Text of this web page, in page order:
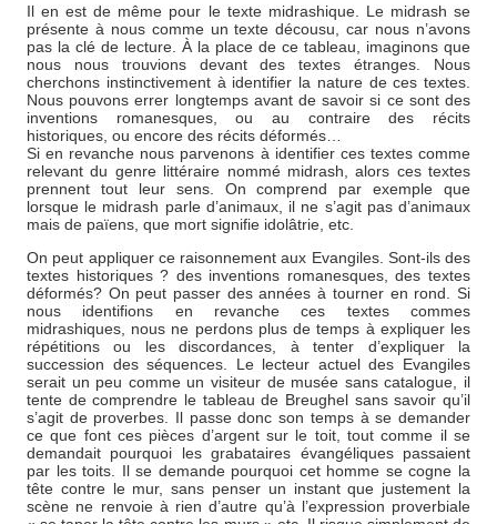
Il en est de même pour le texte midrashique. Le midrash se
présente à nous comme un texte décousu, car nous n’avons
pas la clé de lecture. À la place de ce tableau, imaginons que
nous nous trouvions devant des textes étranges. Nous
cherchons instinctivement à identifier la nature de ces textes.
Nous pouvons errer longtemps avant de savoir si ce sont des
inventions romanesques, ou au contraire des récits
historiques, ou encore des récits déformés…
Si en revanche nous parvenons à identifier ces textes comme
relevant du genre littéraire nommé midrash, alors ces textes
prennent tout leur sens. On comprend par exemple que
lorsque le midrash parle d’animaux, il ne s’agit pas d’animaux
mais de païens, que mort signifie idolâtrie, etc.
On peut appliquer ce raisonnement aux Evangiles. Sont-ils des
textes historiques ? des inventions romanesques, des textes
déformés? On peut passer des années à tourner en rond. Si
nous identifions en revanche ces textes commes
midrashiques, nous ne perdons plus de temps à expliquer les
répétitions ou les discordances, à tenter d’expliquer la
succession des séquences. Le lecteur actuel des Evangiles
serait un peu comme un visiteur de musée sans catalogue, il
tente de comprendre le tableau de Breughel sans savoir qu’il
s’agit de proverbes. Il passe donc son temps à se demander
ce que font ces pièces d’argent sur le toit, tout comme il se
demandait pourquoi les grabataires évangéliques passaient
par les toits. Il se demande pourquoi cet homme se cogne la
tête contre le mur, sans penser un instant que justement la
scène ne renvoie à rien d’autre qu’à l’expression proverbiale